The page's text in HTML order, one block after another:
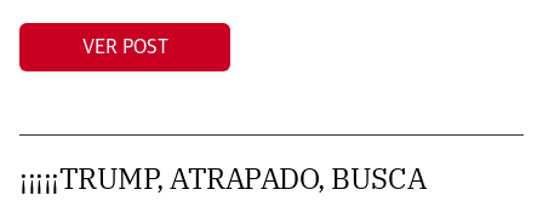
VER POST
¡¡¡¡¡TRUMP, ATRAPADO, BUSCA